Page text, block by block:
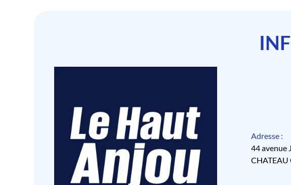
Adresse :
44 avenue
CHATEAU